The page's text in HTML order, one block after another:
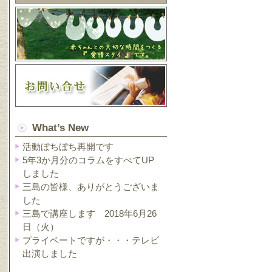
What’s New
活動ぼちぼち再開です
5年3か月分のコラムをすべてUP
しました
三島の皆様、ありがとうございま
した
三島で講座します 2018年6月26
日（火）
プライベートですが・・・テレビ
出演しました